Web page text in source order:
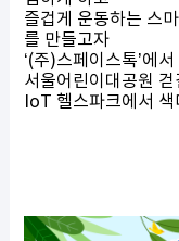
즐겁게 운동하는 스
를 만들고자
‘(주)스페이스톡’에
서울어린이대공원 걷
IoT 헬스파크에서